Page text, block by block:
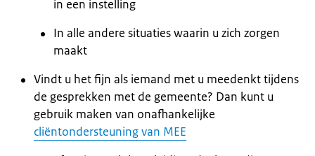
in een instelling
In alle andere situaties waarin u zich zorgen
maakt
Vindt u het fijn als iemand met u meedenkt tijdens
de gesprekken met de gemeente? Dan kunt u
gebruik maken van onafhankelijke
cliëntondersteuning van MEE